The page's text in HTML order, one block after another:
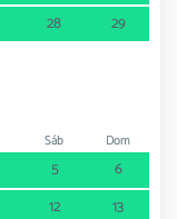
28
29
Sáb Dom
5
6
12 13